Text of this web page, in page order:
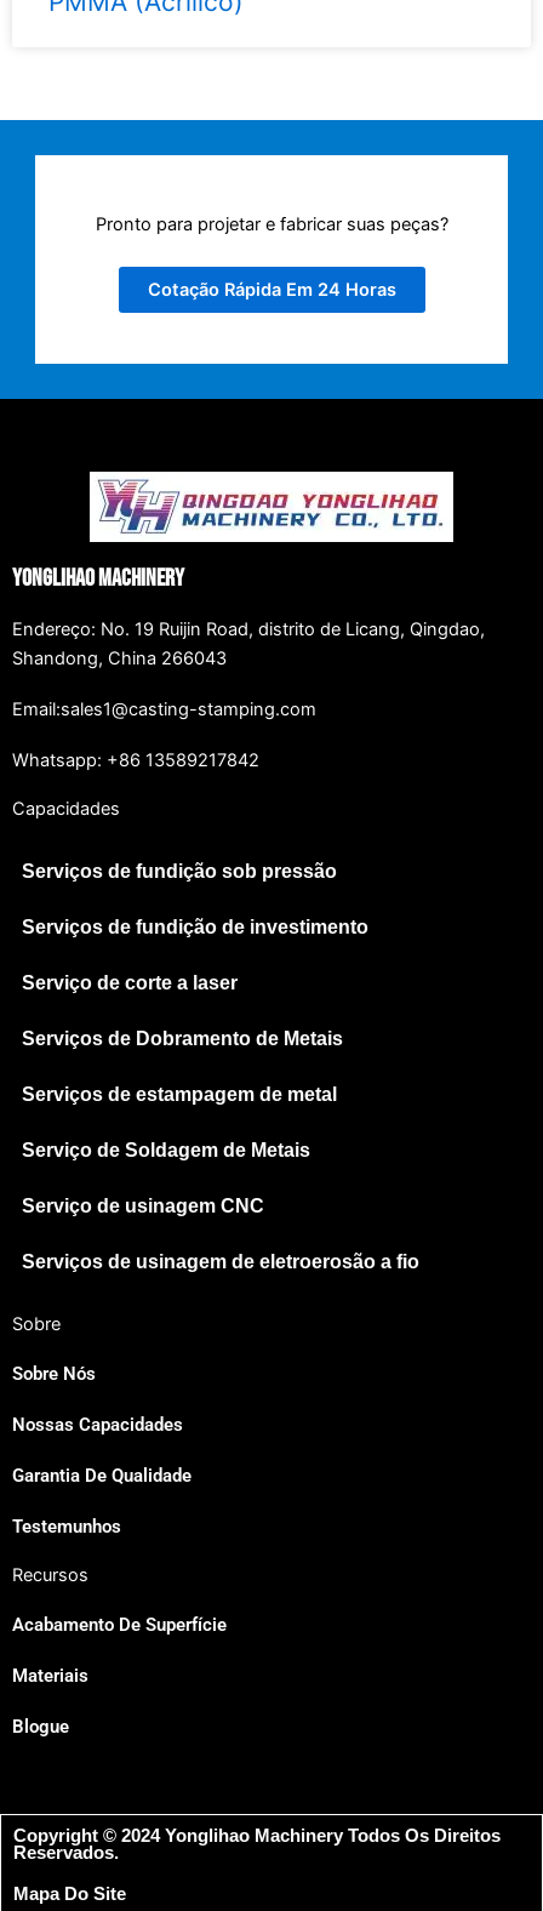
Pronto para projetar e fabricar suas peças?
Cotação Rápida Em 24 Horas
Yonglihao Machinery
Endereço: No. 19 Ruijin Road, distrito de Licang, Qingdao,
Shandong, China 266043
Email:sales1@casting-stamping.com
Whatsapp: +86 13589217842
Capacidades
Serviços de fundição sob pressão
Serviços de fundição de investimento
Serviço de corte a laser
Serviços de Dobramento de Metais
Serviços de estampagem de metal
Serviço de Soldagem de Metais
Serviço de usinagem CNC
Serviços de usinagem de eletroerosão a fio
Sobre
Sobre Nós
Nossas Capacidades
Garantia De Qualidade
Testemunhos
Recursos
Acabamento De Superfície
Materiais
Blogue
Copyright © 2024 Yonglihao Machinery Todos Os Direitos
Reservados.
Mapa Do Site